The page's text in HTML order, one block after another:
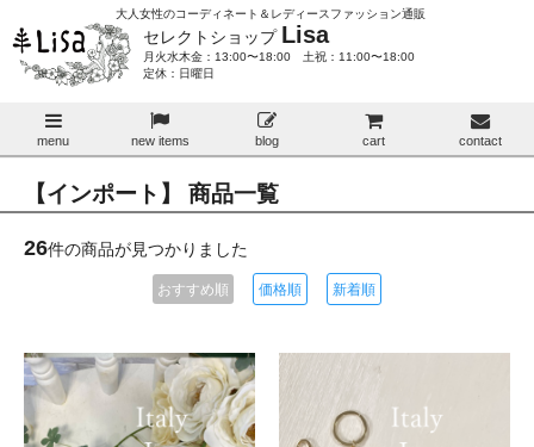
大人女性のコーディネート＆レディースファッション通販
セレクトショップ Lisa
月火水木金：13:00〜18:00 土祝：11:00〜18:00
定休：日曜日
menu new items blog cart contact
【インポート】 商品一覧
26件の商品が見つかりました
おすすめ順 価格順 新着順